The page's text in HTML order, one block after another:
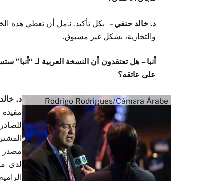
د. خالد حنفي– بكل تأكيد. نأمل أن تعطي هذه
والتجارية، بشكل غير مسبوق.
أنبا – هل تعتقدون أن النسخة العربية لـ “أنبا”
على عاتقه؟
Rodrigo Rodrigues/Câmara Árabe د.
مصدر
لدى